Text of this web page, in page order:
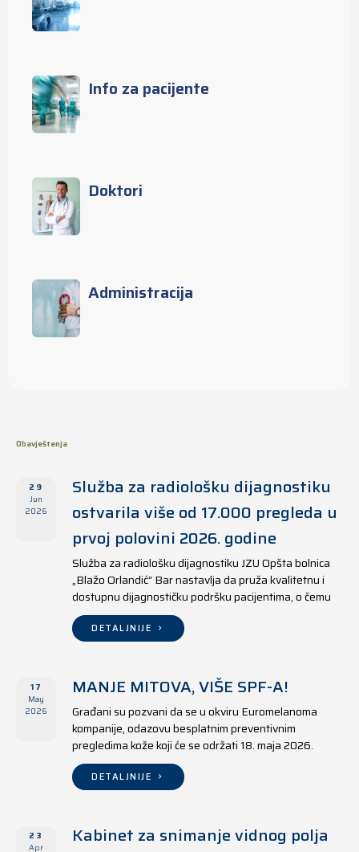
Info za pacijente
Doktori
Administracija
Obavještenja
29
Jun
2026
Služba za radiološku dijagnostiku
ostvarila više od 17.000 pregleda u
prvoj polovini 2026. godine
Služba za radiološku dijagnostiku JZU Opšta bolnica
„Blažo Orlandić“ Bar nastavlja da pruža kvalitetnu i
dostupnu dijagnostičku podršku pacijentima, o čemu
svjedoče i rezultati ostvareni u periodu od 1. januara
do 17. juna 2026. godine.
DETALJNIJE
17
May
2026
MANJE MITOVA, VIŠE SPF-A!
Građani su pozvani da se u okviru Euromelanoma
kompanije, odazovu besplatnim preventivnim
pregledima kože koji će se održati 18. maja 2026.
godine u jedanaest opština širom Crne Gore, kako u
državnim tako i u privatnim zdravstvenim ustanovama.
DETALJNIJE
23
Apr
Kabinet za snimanje vidnog polja